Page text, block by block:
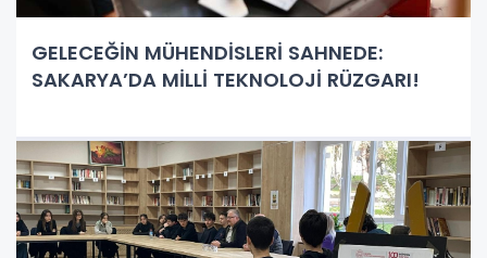
GELECEĞİN MÜHENDİSLERİ SAHNEDE:
SAKARYA’DA MİLLİ TEKNOLOJİ RÜZGARI!